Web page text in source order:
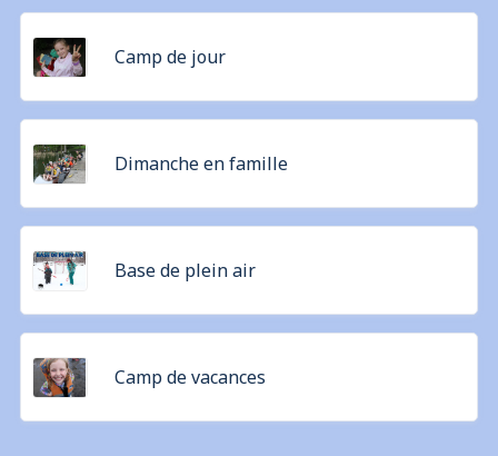
Camp de jour
Dimanche en famille
Base de plein air
Camp de vacances